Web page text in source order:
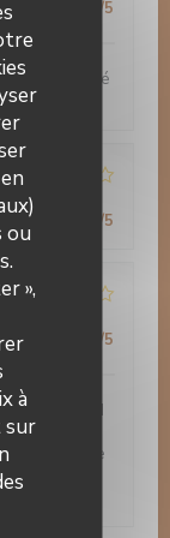
ou
»,
à
sur
/ Prix /5
avons passé
/ Prix /5
/ Prix /5
basic and
is very
sure the
expect